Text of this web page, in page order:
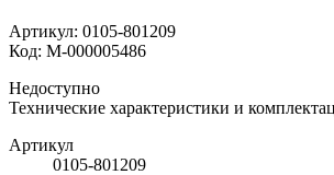
Артикул: 0105-801209
Код: М-000005486
Недоступно
Технические характеристики и
Артикул
0105-801209